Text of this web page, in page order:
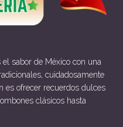
sabor de México con una
cuidadosamente
es ofrecer recuerdos dulces
clásicos hasta